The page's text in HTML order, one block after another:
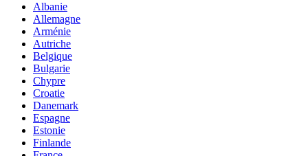
Albanie
Allemagne
Arménie
Autriche
Belgique
Bulgarie
Chypre
Croatie
Danemark
Espagne
Estonie
Finlande